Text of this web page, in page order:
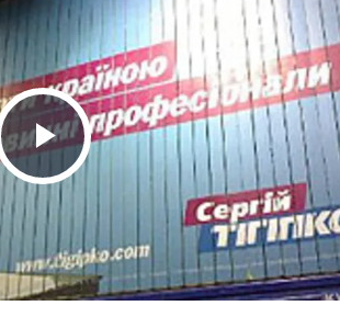
Play Video